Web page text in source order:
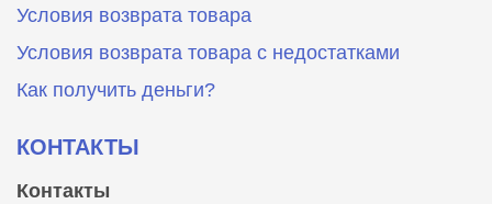
Условия возврата товара
Условия возврата товара с недостатками
Как получить деньги?
КОНТАКТЫ
Контакты